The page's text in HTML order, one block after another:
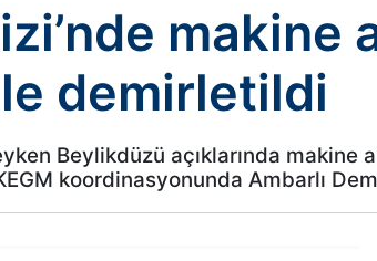
makine
demirletildi
Beylikdüzü açıklarında makine
koordinasyonunda Ambarlı